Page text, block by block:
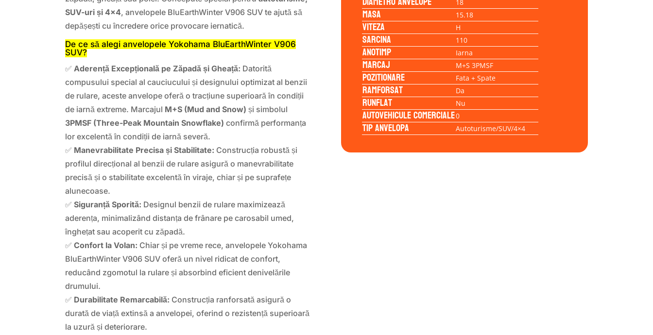
SUV-uri și 4×4, anvelopele BluEarthWinter V906 SUV te ajută să
depășești cu încredere orice provocare iernatică.
De ce să alegi anvelopele Yokohama BluEarthWinter V906
SUV?
✅Aderență Excepțională pe Zăpadă și Gheață: Datorită
compusului special al cauciucului și designului optimizat al benzii
de rulare, aceste anvelope oferă o tracțiune superioară în condiții
de iarnă extreme. Marcajul M+S (Mud and Snow) și simbolul
3PMSF (Three-Peak Mountain Snowflake) confirmă performanța
lor excelentă în condiții de iarnă severă.
✅ Manevrabilitate Precisa și Stabilitate: Construcția robustă și
profilul direcțional al benzii de rulare asigură o manevrabilitate
precisă și o stabilitate excelentă în viraje, chiar și pe suprafețe
alunecoase.
✅Siguranță Sporită: Designul benzii de rulare maximizează
aderența, minimalizând distanța de frânare pe carosabil umed,
înghețat sau acoperit cu zăpadă.
✅Confort la Volan: Chiar și pe vreme rece, anvelopele Yokohama
BluEarthWinter V906 SUV oferă un nivel ridicat de confort,
reducând zgomotul la rulare și absorbind eficient denivelările
drumului.
✅ Durabilitate Remarcabilă: Construcția ranforsată asigură o
durată de viață extinsă a anvelopei, oferind o rezistență superioară
la uzură și deteriorare.
18
Masa 15.18
Viteza H
Sarcina 110
Anotimp Iarna
Marcaj M+S 3PMSF
Pozitionare Fata + Spate
Ramforsat Da
Runflat Nu
Autovehicule comerciale0
Tip anvelopa Autoturisme/SUV/4×4